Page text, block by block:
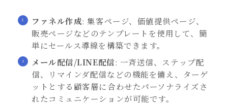
ファネル作成: 集客ページ、価値提供ページ、
販売ページなどのテンプレートを使用して、簡
単にセールス導線を構築できます。
メール配信/LINE配信: 一斉送信、ステップ配
信、リマインダ配信などの機能を備え、ターゲ
ットとする顧客層に合わせたパーソナライズさ
れたコミュニケーションが可能です。